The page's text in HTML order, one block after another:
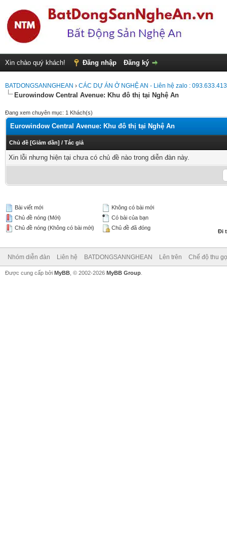
Xin chào quý khách! Đăng nhập Đăng ký
BATDONGSANNGHEAN › CÁC DỰ ÁN Ở NGHỆ AN - Liên hệ zalo :
Eurowindow Central Avenue: Khu đô thị tại Nghệ An
Đang xem chuyên mục: 1 Khách(s)
Eurowindow Central Avenue: Khu đô thị tại Nghệ An
Chủ đề [Giảm dần] / Tác giả
Xin lỗi nhưng hiện tại chưa có chủ đề nào trong diễn đàn này.
Bài viết mới
Chủ đề nóng (Mới)
Chủ đề nóng (Không có bài mới)
Không có bài mới
Có bài của bạn
Chủ đề đã đóng
Đi
Nhóm diễn đàn Liên hệ BATDONGSANNGHEAN Lên trên Chế độ thu
Được cung cấp bởi MyBB , © 2002-2026 MyBB Group